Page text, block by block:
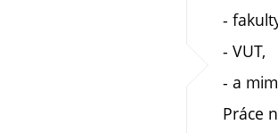
-
- VUT,
- a
Práce